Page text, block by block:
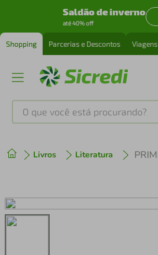
Saldão de inverno
até 40% off
Shopping Parcerias e Descontos Viagens
O que você está procurando?
Livros Literatura
2º cafeteira